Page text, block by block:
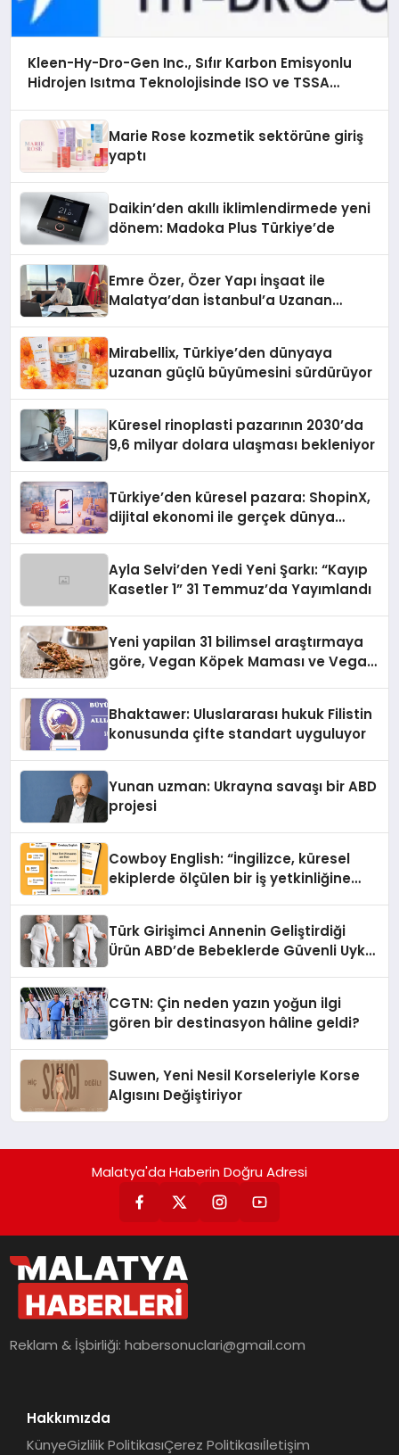
Kleen-Hy-Dro-Gen Inc., Sıfır Karbon Emisyonlu
Hidrojen Isıtma Teknolojisinde ISO ve TSSA
Marie Rose kozmetik sektörüne giriş
yaptı
Daikin’den akıllı iklimlendirmede yeni
dönem: Madoka Plus Türkiye’de
Emre Özer, Özer Yapı İnşaat ile
Malatya’dan İstanbul’a Uzanan
Mirabellix, Türkiye’den dünyaya
uzanan güçlü büyümesini sürdürüyor
Küresel rinoplasti pazarının 2030’da
9,6 milyar dolara ulaşması bekleniyor
Türkiye’den küresel pazara: ShopinX,
dijital ekonomi ile gerçek dünya
Ayla Selvi’den Yedi Yeni Şarkı: “Kayıp
Kasetler 1” 31 Temmuz’da Yayımlandı
Yeni yapilan 31 bilimsel araştırmaya
göre, Vegan Köpek Maması ve Vegan
Bhaktawer: Uluslararası hukuk Filistin
konusunda çifte standart uyguluyor
Yunan uzman: Ukrayna savaşı bir ABD
projesi
Cowboy English: “İngilizce, küresel
ekiplerde ölçülen bir iş yetkinliğine
Türk Girişimci Annenin Geliştirdiği
Ürün ABD’de Bebeklerde Güvenli Uyku
CGTN: Çin neden yazın yoğun ilgi
gören bir destinasyon hâline geldi?
Suwen, Yeni Nesil Korseleriyle Korse
Algısını Değiştiriyor
Malatya'da Haberin Doğru Adresi
Reklam & İşbirliği:habersonuclari@gmail.com
Hakkımızda
KünyeGizlilik PolitikasıÇerez Politikasıİletişim